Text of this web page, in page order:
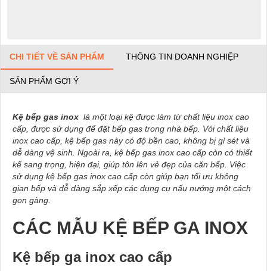
CHI TIẾT VỀ SẢN PHẨM THÔNG TIN DOANH NGHIỆP
SẢN PHẨM GỢI Ý
Kệ bếp gas inox là một loại kệ được làm từ chất liệu inox cao
cấp, được sử dụng để đặt bếp gas trong nhà bếp. Với chất liệu
inox cao cấp, kệ bếp gas này có độ bền cao, không bị gỉ sét và
dễ dàng vệ sinh. Ngoài ra, kệ bếp gas inox cao cấp còn có thiết
kế sang trọng, hiện đại, giúp tôn lên vẻ đẹp của căn bếp. Việc
sử dụng kệ bếp gas inox cao cấp còn giúp bạn tối ưu không
gian bếp và dễ dàng sắp xếp các dụng cụ nấu nướng một cách
gọn gàng.
CÁC MẪU KỆ BẾP GA INOX
Kệ bếp ga inox cao cấp